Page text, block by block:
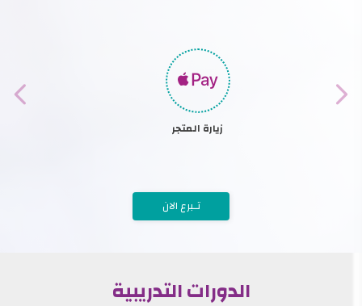
زيارة المتجر
تـبرع الان
الدورات التدريبية